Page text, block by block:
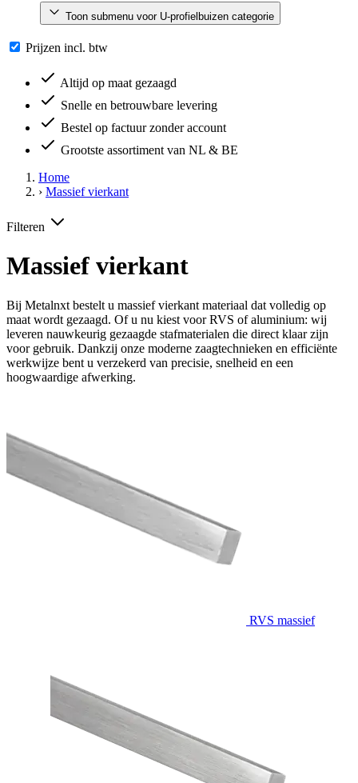
Toon submenu voor U-profielbuizen categorie
Prijzen incl. btw
Altijd op maat gezaagd
Snelle en betrouwbare levering
Bestel op factuur zonder account
Grootste assortiment van NL & BE
Home
› Massief vierkant
Filteren
Massief vierkant
Bij Metalnxt bestelt u massief vierkant materiaal dat volledig op
maat wordt gezaagd. Of u nu kiest voor RVS of aluminium: wij
leveren nauwkeurig gezaagde stafmaterialen die direct klaar zijn
voor gebruik. Dankzij onze moderne zaagtechnieken en efficiënte
werkwijze bent u verzekerd van precisie, snelheid en een
hoogwaardige afwerking.
RVS massief